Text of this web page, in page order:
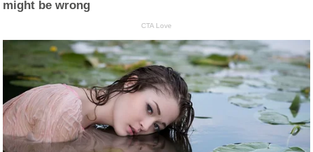
might be wrong
CTA Love